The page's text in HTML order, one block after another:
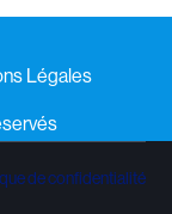
Légales
de confidentialité